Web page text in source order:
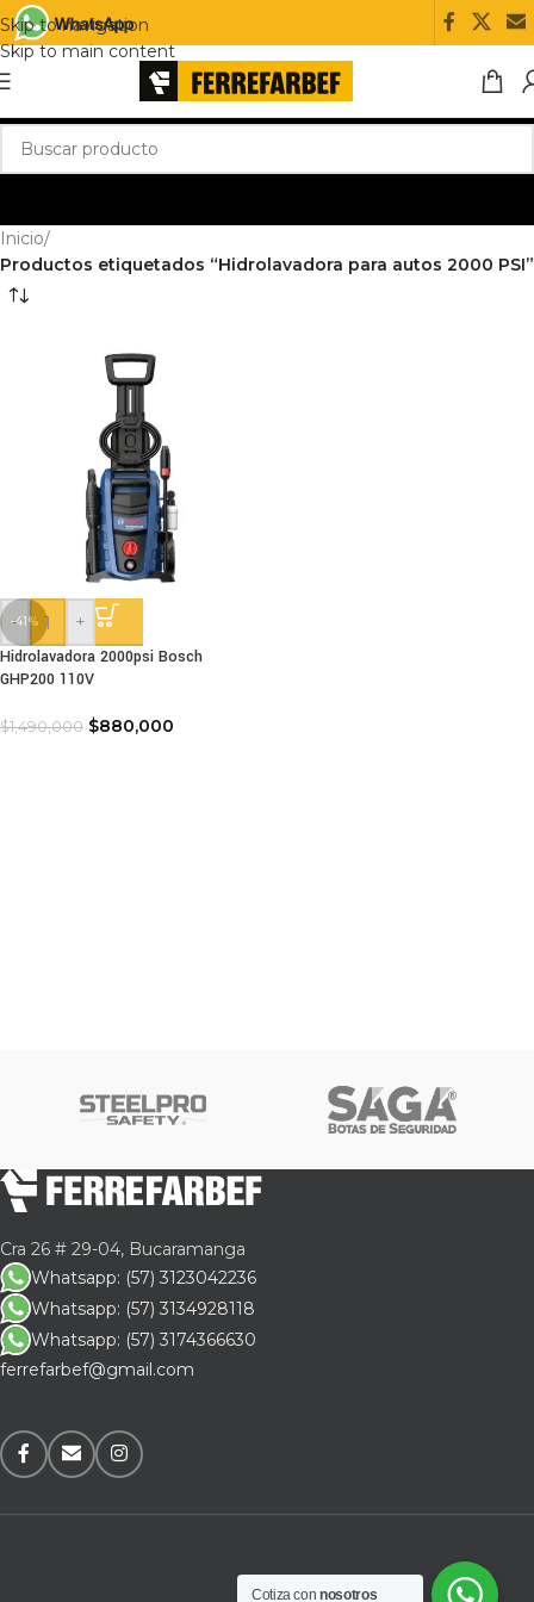
Skip to navigation
Skip to main content
Inicio/
Productos etiquetados “Hidrolavadora para autos 2000 PSI”
-41%
-
+
Hidrolavadora 2000psi Bosch
GHP200 110V
$1,490,000 $880,000
Cra 26 # 29-04, Bucaramanga
Whatsapp: (57) 3123042236
Whatsapp: (57) 3134928118
Whatsapp: (57) 3174366630
ferrefarbef@gmail.com
Cotiza connosotros